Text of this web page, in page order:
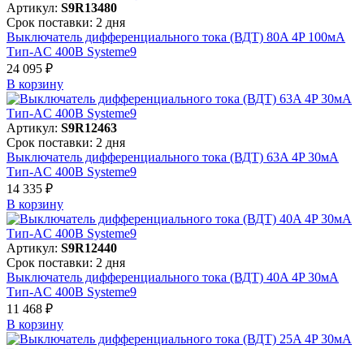
Артикул: S9R13480
Срок поставки: 2 дня
Выключатель дифференциального тока (ВДТ) 80A 4P 100мА
Тип-AC 400В Systeme9
24 095 ₽
В корзинy
Артикул: S9R12463
Срок поставки: 2 дня
Выключатель дифференциального тока (ВДТ) 63A 4P 30мА
Тип-AC 400В Systeme9
14 335 ₽
В корзинy
Артикул: S9R12440
Срок поставки: 2 дня
Выключатель дифференциального тока (ВДТ) 40A 4P 30мА
Тип-AC 400В Systeme9
11 468 ₽
В корзинy